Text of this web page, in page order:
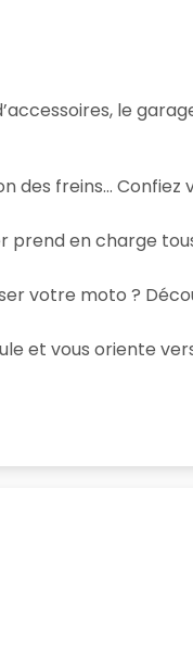
le
des freins…
prend en charge
votre moto ?
et vous oriente